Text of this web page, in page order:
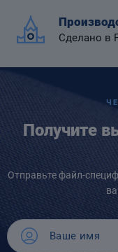
Сделано в
Получите
Отправьте файл-